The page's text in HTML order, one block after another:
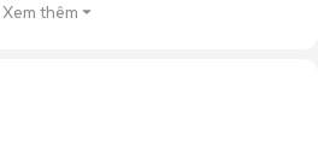
Xem thêm